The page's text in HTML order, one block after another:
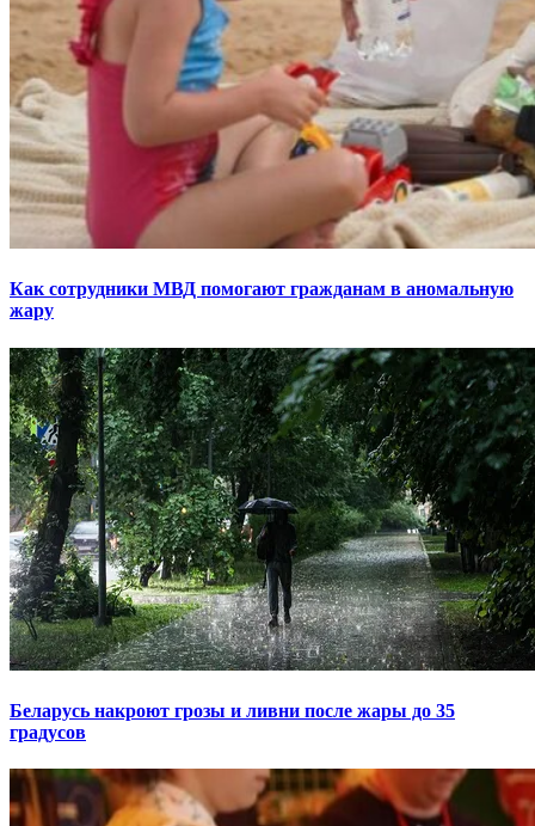
Как сотрудники МВД помогают гражданам в аномальную
жару
Беларусь накроют грозы и ливни после жары до 35
градусов